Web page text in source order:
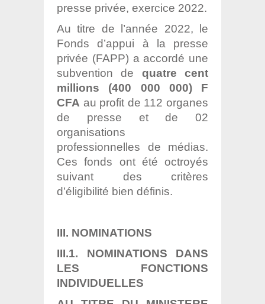
presse privée, exercice 2022.
Au titre de l’année 2022, le
Fonds d’appui à la presse
privée (FAPP) a accordé une
subvention de quatre cent
millions (400 000 000) F
CFA au profit de 112 organes
de presse et de 02
organisations
professionnelles de médias.
Ces fonds ont été octroyés
suivant des critères
d’éligibilité bien définis.
III. NOMINATIONS
III.1. NOMINATIONS DANS
LES FONCTIONS
INDIVIDUELLES